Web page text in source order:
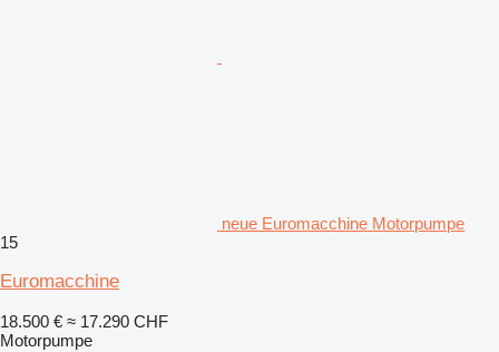
neue Euromacchine Motorpumpe
15
Euromacchine
18.500 € ≈ 17.290 CHF
Motorpumpe